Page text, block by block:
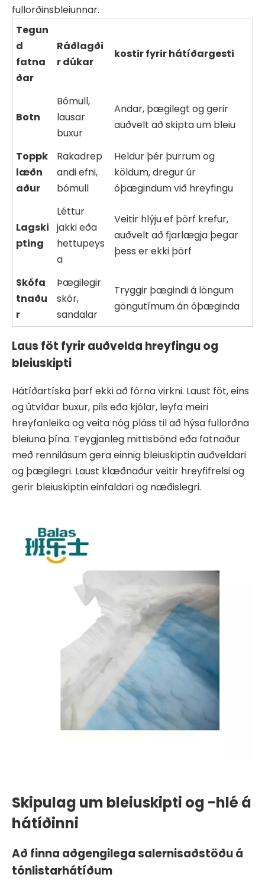
fullorðinsbleiunnar.
Tegun
d
fatna
ðar
Ráðlagði
r dúkar
kostir fyrir hátíðargesti
Botn
Bómull,
lausar
buxur
Andar, þægilegt og gerir
auðvelt að skipta um bleiu
Toppk
læðn
aður
Rakadrep
andi efni,
bómull
Heldur þér þurrum og
köldum, dregur úr
óþægindum við hreyfingu
Lagski
pting
Léttur
jakki eða
hettupeys
a
Veitir hlýju ef þörf krefur,
auðvelt að fjarlægja þegar
þess er ekki þörf
Skófa
tnaðu
r
Þægilegir
skór,
sandalar
Tryggir þægindi á löngum
göngutímum án óþæginda
Laus föt fyrir auðvelda hreyfingu og
bleiuskipti
Hátíðartíska þarf ekki að fórna virkni. Laust föt, eins
og útvíðar buxur, pils eða kjólar, leyfa meiri
hreyfanleika og veita nóg pláss til að hýsa fullorðna
bleiuna þína. Teygjanleg mittisbönd eða fatnaður
með rennilásum gera einnig bleiuskiptin auðveldari
og þægilegri. Laust klæðnaður veitir hreyfifrelsi og
gerir bleiuskiptin einfaldari og næðislegri.
Skipulag um bleiuskipti og -hlé á
hátíðinni
Að finna aðgengilega salernisaðstöðu á
tónlistarhátíðum